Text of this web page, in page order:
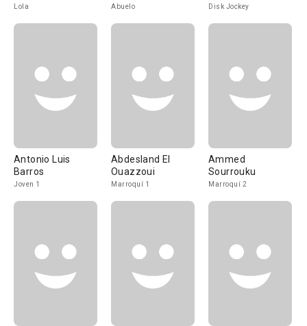
Lola Abuelo Disk Jockey
Antonio Luis
Barros
Joven 1
Abdesland El
Ouazzoui
Marroquí 1
Ammed
Sourrouku
Marroquí 2